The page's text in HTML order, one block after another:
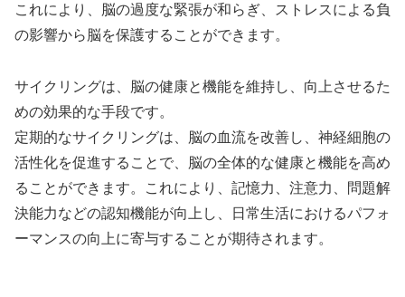
これにより、脳の過度な緊張が和らぎ、ストレスによる負
の影響から脳を保護することができます。
サイクリングは、脳の健康と機能を維持し、向上させるた
めの効果的な手段です。
定期的なサイクリングは、脳の血流を改善し、神経細胞の
活性化を促進することで、脳の全体的な健康と機能を高め
ることができます。これにより、記憶力、注意力、問題解
決能力などの認知機能が向上し、日常生活におけるパフォ
ーマンスの向上に寄与することが期待されます。